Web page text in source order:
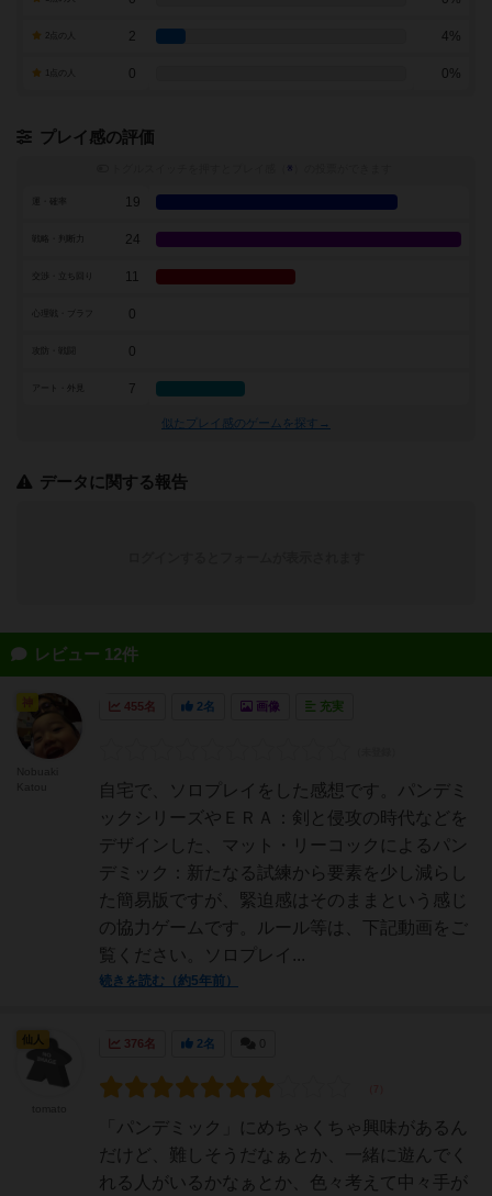
2 4%
0 0%
プレイ感の評価
※
19
戦略・判断力 24
11
0
0
アート・外見 7
似たプレイ感のゲームを探す→
データに関する報告
レビュー 12件
455名 2名 画像 充実
自宅で、ソロプレイをした感想です。パンデミ
ックシリーズやＥＲＡ：剣と侵攻の時代などを
デザインした、マット・リーコックによるパン
デミック：新たなる試練から要素を少し減らし
た簡易版ですが、緊迫感はそのままという感じ
の協力ゲームです。ルール等は、下記動画をご
覧ください。ソロプレイ...
続きを読む（約5年前）
376名 2名
「パンデミック」にめちゃくちゃ興味があるん
だけど、難しそうだなぁとか、一緒に遊んでく
れる人がいるかなぁとか、色々考えて中々手が
仙人